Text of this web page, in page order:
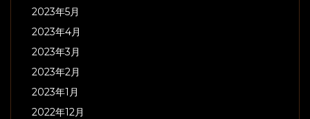
2023年5月
2023年4月
2023年3月
2023年2月
2023年1月
2022年12月